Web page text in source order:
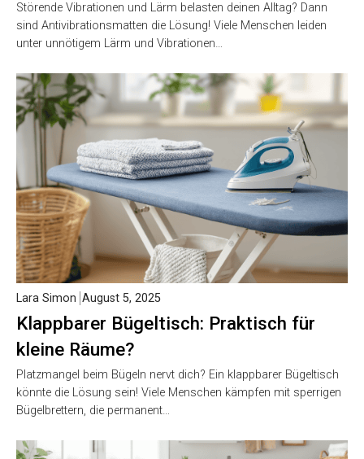
Störende Vibrationen und Lärm belasten deinen Alltag? Dann
sind Antivibrationsmatten die Lösung! Viele Menschen leiden
unter unnötigem Lärm und Vibrationen…
Klappbarer Bügeltisch: Praktisch für
kleine Räume?
Lara Simon August 5, 2025
Platzmangel beim Bügeln nervt dich? Ein klappbarer Bügeltisch
könnte die Lösung sein! Viele Menschen kämpfen mit sperrigen
Bügelbrettern, die permanent…